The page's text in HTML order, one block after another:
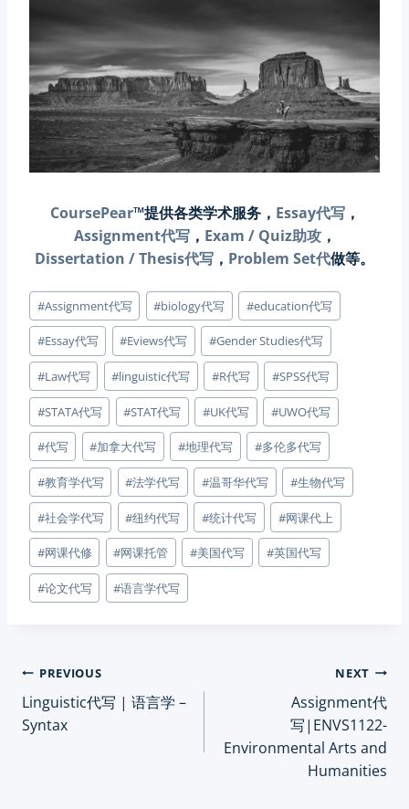
CoursePear™提供各类学术服务， Essay代写，
Assignment代写， Exam / Quiz助攻，
Dissertation / Thesis代写 ， Problem Set代做等。
Post
Tags:
#Assignment代写 #biology代写 #education代写
#Essay代写 #Eviews代写 #Gender Studies代写
#Law代写 #linguistic代写 #R代写 #SPSS代写
#STATA代写 #STAT代写 #UK代写 #UWO代写
#代写 #加拿大代写 #地理代写 #多伦多代写
#教育学代写 #法学代写 #温哥华代写 #生物代写
#社会学代写 #纽约代写 #统计代写 #网课代上
#网课代修 #网课托管 #美国代写 #英国代写
#论文代写 #语言学代写
Post
navigation
PREVIOUS
Linguistic代写 | 语言学 –
Syntax
NEXT
Assignment代
写|ENVS1122-
Environmental Arts and
Humanities